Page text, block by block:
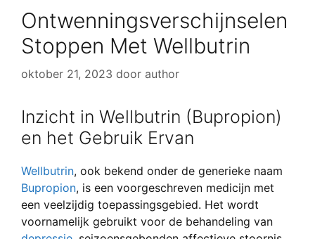
Ontwenningsverschijnselen
Stoppen Met Wellbutrin
oktober 21, 2023 door author
Inzicht in Wellbutrin (Bupropion)
en het Gebruik Ervan
Wellbutrin, ook bekend onder de generieke naam
Bupropion, is een voorgeschreven medicijn met
een veelzijdig toepassingsgebied. Het wordt
voornamelijk gebruikt voor de behandeling van